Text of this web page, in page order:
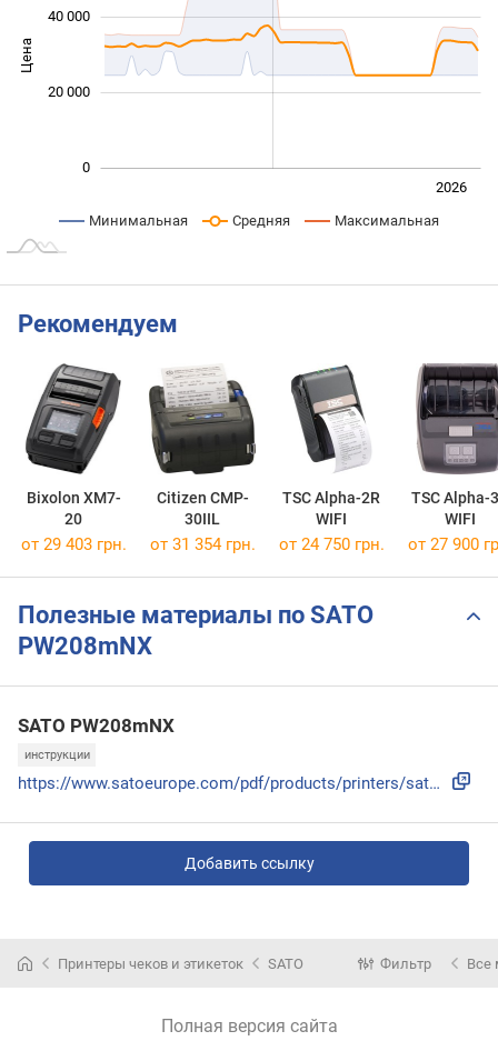
Цена
0
20 000
40 000
2026
Минимальная Средняя Максимальная
Рекомендуем
Bixolon XM7-
20
Citizen CMP-
30IIL
TSC Alpha-2R
WIFI
TSC Alpha-
WIFI
от 29 403 грн. от 31 354 грн. от 24 750 грн. от 27 900
Полезные материалы по SATO
PW208mNX
SATO PW208mNX
инструкции
https://www.satoeurope.com/pdf/products/printers/sato-pw2nx...
Добавить ссылку
Принтеры чеков и этикеток SATO Фильтр Все
Полная версия сайта